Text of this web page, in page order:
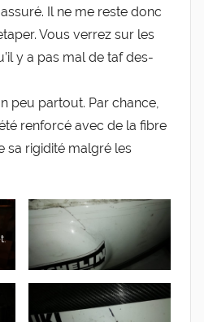
Il ne me reste donc
Vous ver­rez sur les
y a pas mal de taf des­
peu par­tout. Par chance,
ren­for­cé avec de la fibre
sa rigi­di­té mal­gré les